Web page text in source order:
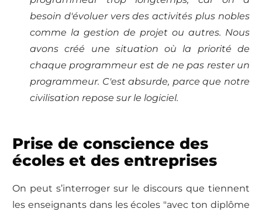
besoin d'évoluer vers des activités plus nobles
comme la gestion de projet ou autres. Nous
avons créé une situation où la priorité de
chaque programmeur est de ne pas rester un
programmeur. C'est absurde, parce que notre
civilisation repose sur le logiciel.
Prise de conscience des
écoles et des entreprises
On peut s’interroger sur le discours que tiennent
les enseignants dans les écoles "avec ton diplôme